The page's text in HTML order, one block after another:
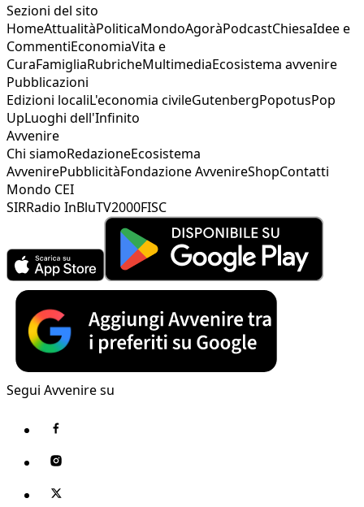
Sezioni del sito
HomeAttualitàPoliticaMondoAgoràPodcastChiesaIdee e
CommentiEconomiaVita e
CuraFamigliaRubricheMultimediaEcosistema avvenire
Pubblicazioni
Edizioni localiL'economia civileGutenbergPopotusPop
UpLuoghi dell'Infinito
Avvenire
Chi siamoRedazioneEcosistema
AvvenirePubblicitàFondazione AvvenireShopContatti
Mondo CEI
SIRRadio InBluTV2000FISC
Segui Avvenire su